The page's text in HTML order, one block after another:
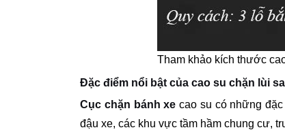
Tham khảo kích thước
Đặc điểm nổi bật của cao su chặn lùi
Cục chặn bánh xe cao su có những
đậu xe, các khu vực tầm hầm chung cư,